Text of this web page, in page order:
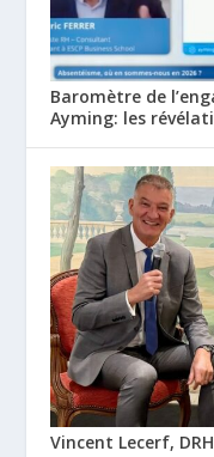
Baromètre de
Ayming: les
Vincent Lecerf,